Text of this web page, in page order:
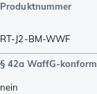
Produktnummer
RT-J2-BM-WWF
§ 42a WaffG-konform
nein